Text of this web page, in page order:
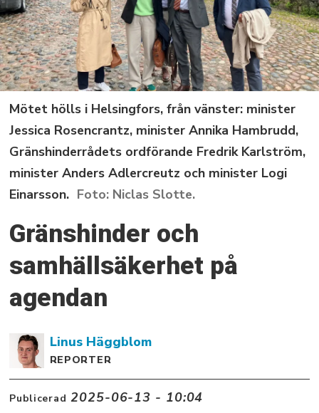
Mötet hölls i Helsingfors, från vänster: minister
Jessica Rosencrantz, minister Annika Hambrudd,
Gränshinderrådets ordförande Fredrik Karlström,
minister Anders Adlercreutz och minister Logi
Einarsson.
Niclas Slotte.
Gränshinder och
samhällsäkerhet på
agendan
Linus Häggblom
REPORTER
Publicerad 2025-06-13 - 10:04